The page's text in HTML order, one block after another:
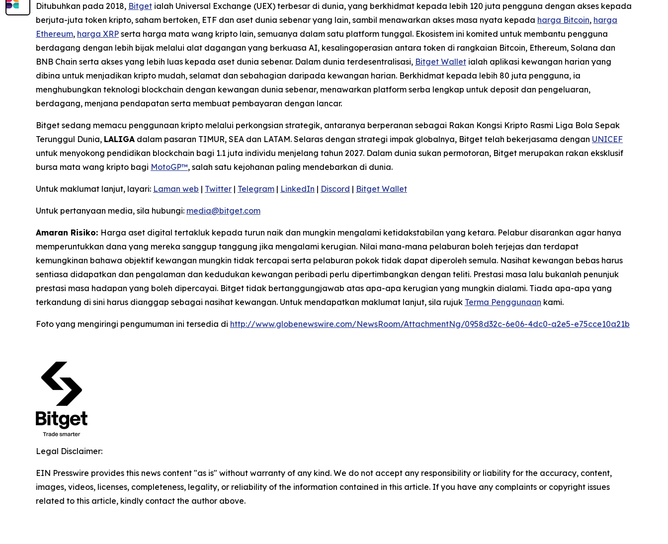
Ditubuhkan pada 2018, Bitget ialah Universal Exchange (UEX) terbesar di dunia, yang berkhidmat kepada lebih 120 juta pengguna dengan akses kepada
berjuta-juta token kripto, saham bertoken, ETF dan aset dunia sebenar yang lain, sambil menawarkan akses masa nyata kepada harga Bitcoin, harga
Ethereum, harga XRP serta harga mata wang kripto lain, semuanya dalam satu platform tunggal. Ekosistem ini komited untuk membantu pengguna
berdagang dengan lebih bijak melalui alat dagangan yang berkuasa AI, kesalingoperasian antara token di rangkaian Bitcoin, Ethereum, Solana dan
BNB Chain serta akses yang lebih luas kepada aset dunia sebenar. Dalam dunia terdesentralisasi, Bitget Wallet ialah aplikasi kewangan harian yang
dibina untuk menjadikan kripto mudah, selamat dan sebahagian daripada kewangan harian. Berkhidmat kepada lebih 80 juta pengguna, ia
menghubungkan teknologi blockchain dengan kewangan dunia sebenar, menawarkan platform serba lengkap untuk deposit dan pengeluaran,
berdagang, menjana pendapatan serta membuat pembayaran dengan lancar.
Bitget sedang memacu penggunaan kripto melalui perkongsian strategik, antaranya berperanan sebagai Rakan Kongsi Kripto Rasmi Liga Bola Sepak
Terunggul Dunia, LALIGA dalam pasaran TIMUR, SEA dan LATAM. Selaras dengan strategi impak globalnya, Bitget telah bekerjasama dengan UNICEF
untuk menyokong pendidikan blockchain bagi 1.1 juta individu menjelang tahun 2027. Dalam dunia sukan permotoran, Bitget merupakan rakan eksklusif
bursa mata wang kripto bagi MotoGP™, salah satu kejohanan paling mendebarkan di dunia.
Untuk maklumat lanjut, layari: Laman web | Twitter | Telegram | LinkedIn | Discord | Bitget Wallet
Untuk pertanyaan media, sila hubungi: media@bitget.com
Amaran Risiko: Harga aset digital tertakluk kepada turun naik dan mungkin mengalami ketidakstabilan yang ketara. Pelabur disarankan agar hanya
memperuntukkan dana yang mereka sanggup tanggung jika mengalami kerugian. Nilai mana-mana pelaburan boleh terjejas dan terdapat
kemungkinan bahawa objektif kewangan mungkin tidak tercapai serta pelaburan pokok tidak dapat diperoleh semula. Nasihat kewangan bebas harus
sentiasa didapatkan dan pengalaman dan kedudukan kewangan peribadi perlu dipertimbangkan dengan teliti. Prestasi masa lalu bukanlah penunjuk
prestasi masa hadapan yang boleh dipercayai. Bitget tidak bertanggungjawab atas apa-apa kerugian yang mungkin dialami. Tiada apa-apa yang
terkandung di sini harus dianggap sebagai nasihat kewangan. Untuk mendapatkan maklumat lanjut, sila rujuk Terma Penggunaan kami.
Foto yang mengiringi pengumuman ini tersedia di http://www.globenewswire.com/NewsRoom/AttachmentNg/0958d32c-6e06-4dc0-a2e5-e75cce10a21b
Legal Disclaimer:
EIN Presswire provides this news content "as is" without warranty of any kind. We do not accept any responsibility or liability for the accuracy, content,
images, videos, licenses, completeness, legality, or reliability of the information contained in this article. If you have any complaints or copyright issues
related to this article, kindly contact the author above.